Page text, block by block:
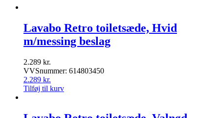
Lavabo Retro toiletsæde, Hvid
m/messing beslag
2.289 kr.
VVSnummer: 614803450
2.289 kr.
Tilføj til kurv